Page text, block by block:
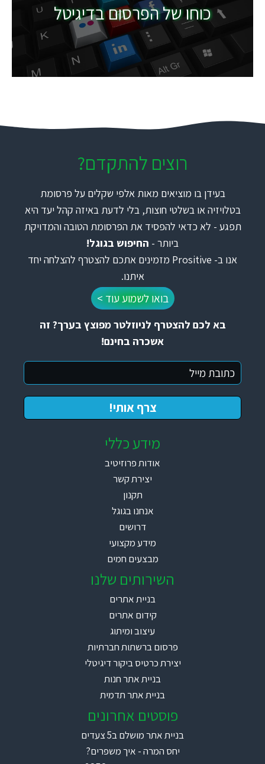
כוחו של הפרסום בדיגיטל
רוצים להתקדם?
בעידן בו מוציאים מאות אלפי שקלים על פרסומת
בטלויזיה או בשלטי חוצות, בלי לדעת באיזה קהל יעד היא
תפגע - לא כדאי להפסיד את הפרסומת הטובה והמדויקת
ביותר - החיפוש בגוגל!
אנו ב- Prositive מזמינים אתכם להצטרף להצלחה יחד
איתנו.
בואו לשמוע עוד >
בא לכם להצטרף לניוזלטר מפוצץ בערך? זה
אשכרה בחינם!
מידע כללי
אודות פרוזיטיב
יצירת קשר
תקנון
אנחנו בגוגל
דרושים
מידע מקצועי
מבצעים חמים
השירותים שלנו
בניית אתרים
קידום אתרים
עיצוב ומיתוג
פרסום ברשתות חברתיות
יצירת כרטיס ביקור דיגיטלי
בניית אתר חנות
בניית אתר תדמית
פוסטים אחרונים
בניית אתר מושלם ב5 צעדים
יחס המרה - איך משפרים?